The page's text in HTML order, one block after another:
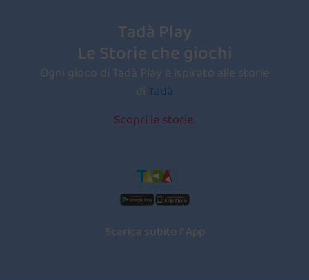
Tadà Play
Le Storie che giochi
Ogni gioco di Tadà Play è ispirato alle storie
di Tadà
Scopri le storie.
Scarica subito l’ App